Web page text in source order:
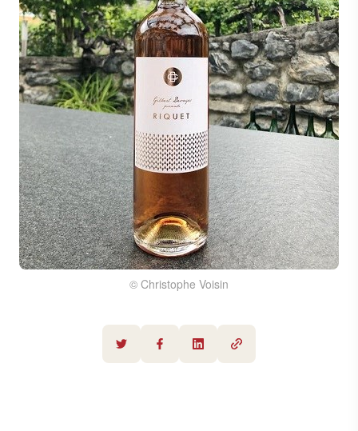
© Christophe Voisin